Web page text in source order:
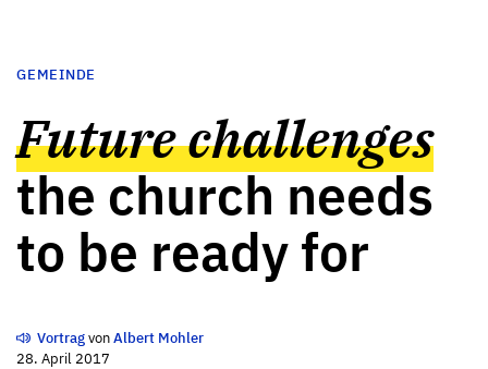
GEMEINDE
Future challenges
the church needs
to be ready for
VortragvonAlbert Mohler
28. April 2017